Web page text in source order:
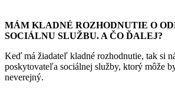
MÁM KLADNÉ ROZHODNUTIE O
SOCIÁLNU SLUŽBU. A ČO ĎALEJ?
Keď má žiadateľ kladné rozhodnutie, tak si
poskytovateľa sociálnej služby, ktorý môže
neverejný.